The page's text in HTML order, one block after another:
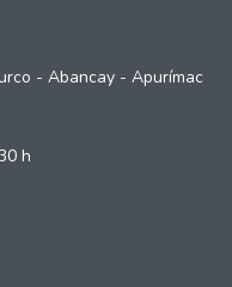
- Abancay - Apurímac
h